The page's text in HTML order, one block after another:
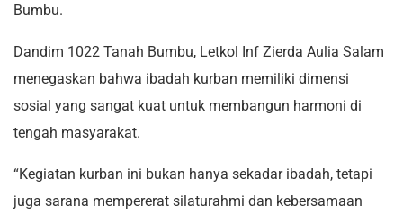
Bumbu.
Dandim 1022 Tanah Bumbu, Letkol Inf Zierda Aulia Salam
menegaskan bahwa ibadah kurban memiliki dimensi
sosial yang sangat kuat untuk membangun harmoni di
tengah masyarakat.
“Kegiatan kurban ini bukan hanya sekadar ibadah, tetapi
juga sarana mempererat silaturahmi dan kebersamaan